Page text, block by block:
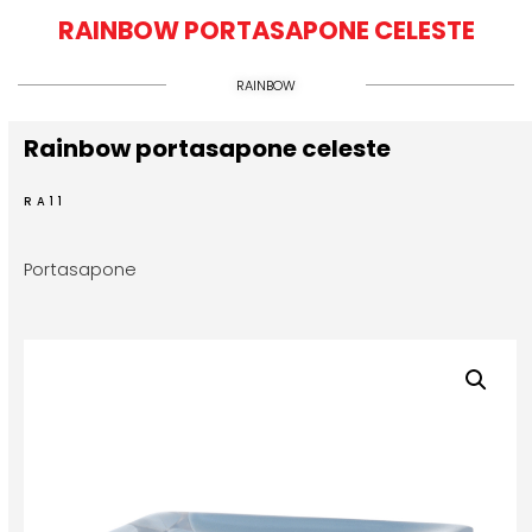
RAINBOW PORTASAPONE CELESTE
RAINBOW
Rainbow portasapone celeste
RA11
Portasapone